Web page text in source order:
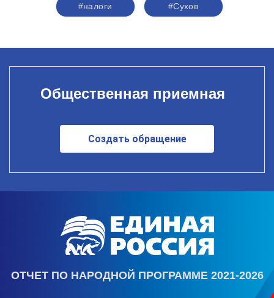
#налоги #Сухов
Общественная приемная
Создать обращение
ОТЧЕТ ПО НАРОДНОЙ ПРОГРАММЕ 2021-2026